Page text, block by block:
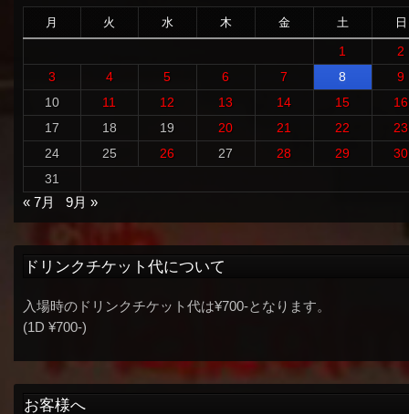
月 火 水 木 金 土 日
1
2
3
4 5 6 7 8
9
10
11 12 13 14 15
16
17
18 19 20 21 22
23
24
25 26 27 28 29
30
31
« 7月
9月 »
ドリンクチケット代について
入場時のドリンクチケット代は¥700-となります。
(1D ¥700-)
お客様へ